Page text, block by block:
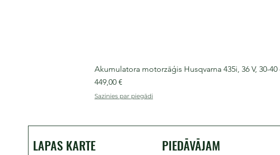
Akumulatora motorzāģis Husqvarna 435i, 36 V, 30-
Cena
449,00 €
Sazinies par piegādi
LAPAS KARTE PIEDĀVĀJAM